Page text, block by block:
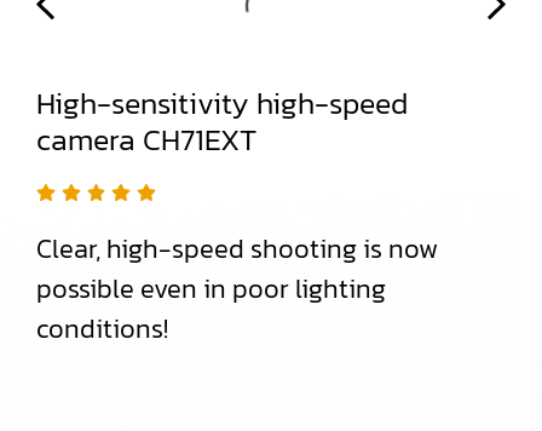
High-sensitivity high-speed
camera CH71EXT
Clear, high-speed shooting is now
possible even in poor lighting
conditions!